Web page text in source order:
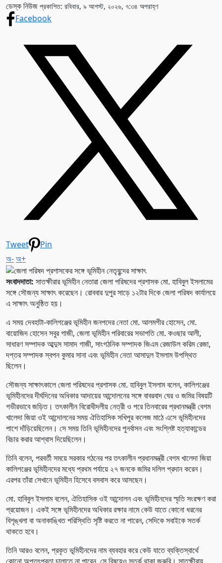
ডেস্ক নিউজ প্রকাশিত: রবিবার, ৯ আগস্ট, ২০২৬, ৭:৩৪ অপরাহ্ণ
Facebook
Tweet
Pin
অ-অ+
সংবাদদাতা: সাতক্ষীরার ভূমিহীন নেতারা জেলা পরিষদের প্রশাসক মো. হাবিবুল ইসলামের
সঙ্গে সৌজন্য সাক্ষাৎ করেছেন। রোববার দুপুর সাড়ে ১২টার দিকে জেলা পরিষদ কার্যালয়ে
এ সাক্ষাৎ অনুষ্ঠিত হয়।
এ সময় দেবহাটা-কালিগঞ্জের ভূমিহীন জনপদের নেতা মো. আলমগীর হোসেন, মো.
বায়োজিদ হোসেন সবুর গাজী, জেলা ভূমিহীন পরিবারের সভাপতি মো. কওছার আলী,
সাধারণ সম্পাদক আব্দুস সামাদ গাজী, সাংগঠনিক সম্পাদক জিএম রেজাউল করিম রেজা,
দপ্তর সম্পাদক স্বপন কুমার সানা এবং ভূমিহীন নেতা আসাদুল ইসলাম উপস্থিত
ছিলেন।
সৌজন্য সাক্ষাৎকালে জেলা পরিষদের প্রশাসক মো. হাবিবুল ইসলাম বলেন, কালিগঞ্জের
ভূমিহীনদের দীর্ঘদিনের অধিকার আদায়ের আন্দোলনের সঙ্গে বাবরবাদ ঘের ও জমির বিষয়টি
গভীরভাবে জড়িত। তৎকালীন বিরোধীদলীয় নেত্রী ও পরে তিনবারের প্রধানমন্ত্রী বেগম
খালেদা জিয়া ওই আন্দোলনের সময় ঐতিহাসিক সখিপুর কলেজ মাঠে এসে ভূমিহীনদের
পাশে দাঁড়িয়েছিলেন। সে সময় তিনি ভূমিহীনদের পুনর্বাসন এবং সংশ্লিষ্ট হত্যাকান্ডের
বিচার করার আশ্বাস দিয়েছিলেন।
তিনি বলেন, পরবর্তী সময়ে সরকার গঠনের পর তৎকালীন প্রধানমন্ত্রী বেগম খালেদা জিয়া
কালিগঞ্জের ভূমিহীনদের মধ্যে প্রথম পর্যায়ে ২৭ জনকে জমির দলিল প্রদান করেন।
এরপর তাঁরা সেখানে ভূমিহীন হিসেবে বসবাস করে আসছেন।
মো. হাবিবুল ইসলাম বলেন, ঐতিহাসিক ওই আন্দোলন এবং ভূমিহীনদের স্মৃতি সংরক্ষণ করা
প্রয়োজন। একই সঙ্গে ভূমিহীনদের অধিকার রক্ষার নামে কেউ যাতে কোনো ধরনের
বিশৃঙ্খলা বা অনাকাঙ্খিত পরিস্থিতি সৃষ্টি করতে না পারেন, সেদিকে সবাইকে সতর্ক
থাকতে হবে।
তিনি আরও বলেন, প্রকৃত ভূমিহীনদের নাম ব্যবহার করে কেউ যাতে ব্যক্তিস্বার্থে